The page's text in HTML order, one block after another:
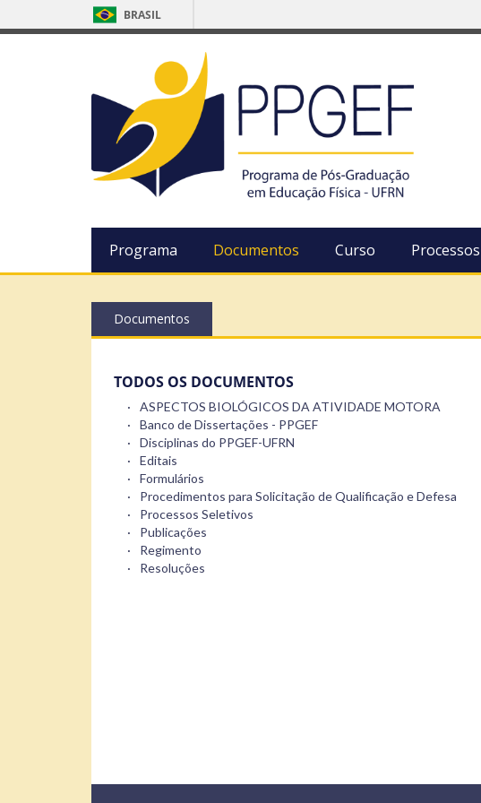
BRASIL
Programa Documentos Curso
Documentos
TODOS OS DOCUMENTOS
ASPECTOS BIOLÓGICOS DA ATIVIDADE MOTORA
Banco de Dissertações - PPGEF
Disciplinas do PPGEF-UFRN
Editais
Formulários
Procedimentos para Solicitação de Qualificação e Defesa
Processos Seletivos
Publicações
Regimento
Resoluções